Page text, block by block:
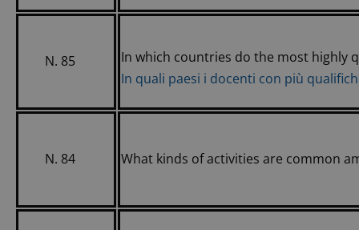
N. 85
In which countries do the most highly
In quali paesi i docenti con più
N. 84 What kinds of activities are common